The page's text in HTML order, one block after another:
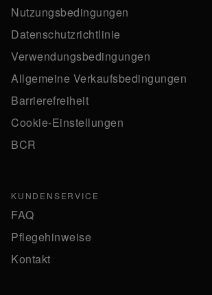
Nutzungsbedingungen
Datenschutzrichtlinie
Verwendungsbedingungen
Allgemeine Verkaufsbedingungen
Barrierefreiheit
Cookie-Einstellungen
BCR
KUNDENSERVICE
FAQ
Pflegehinweise
Kontakt